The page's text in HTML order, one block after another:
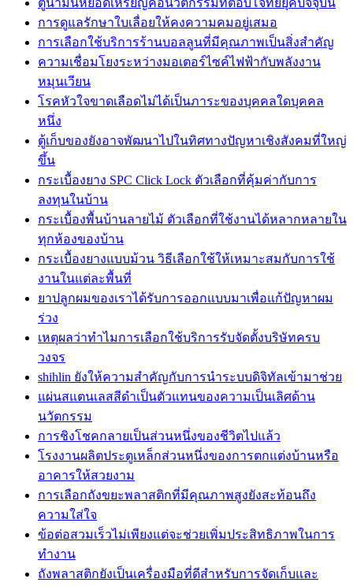
ตู้น้ำมันหยอดเหรียญคือนวัตกรรมที่ตอบโจทย์ยุคปัจจุบัน
การดูแลรักษาใบเลื่อยให้คงความคมอยู่เสมอ
การเลือกใช้บริการร้านบอลลูนที่มีคุณภาพเป็นสิ่งสำคัญ
ความเชื่อมโยงระหว่างมอเตอร์ไซค์ไฟฟ้ากับพลังงาน
หมุนเวียน
โรคหัวใจขาดเลือดไม่ได้เป็นภาระของบุคคลใดบุคคล
หนึ่ง
ตู้เก็บของยังอาจพัฒนาไปในทิศทางปัญหาเชิงสังคมที่ใหญ่
ขึ้น
กระเบื้องยาง SPC Click Lock ตัวเลือกที่คุ้มค่ากับการ
ลงทุนในบ้าน
กระเบื้องพื้นบ้านลายไม้ ตัวเลือกที่ใช้งานได้หลากหลายใน
ทุกห้องของบ้าน
กระเบื้องยางแบบม้วน วิธีเลือกใช้ให้เหมาะสมกับการใช้
งานในแต่ละพื้นที่
ยาปลูกผมของเราได้รับการออกแบบมาเพื่อแก้ปัญหาผม
ร่วง
เหตุผลว่าทำไมการเลือกใช้บริการรับจัดตั้งบริษัทครบ
วงจร
shihlin ยังให้ความสำคัญกับการนำระบบดิจิทัลเข้ามาช่วย
แผ่นสแตนเลสสีดำเป็นตัวแทนของความเป็นเลิศด้าน
นวัตกรรม
การชิงโชคกลายเป็นส่วนหนึ่งของชีวิตไปแล้ว
โรงงานผลิตประตูเหล็กส่วนหนึ่งของการตกแต่งบ้านหรือ
อาคารให้สวยงาม
การเลือกถังขยะพลาสติกที่มีคุณภาพสูงยังสะท้อนถึง
ความใส่ใจ
ข้อต่อสวมเร็วไม่เพียงแต่จะช่วยเพิ่มประสิทธิภาพในการ
ทำงาน
ถังพลาสติกยังเป็นเครื่องมือที่ดีสำหรับการจัดเก็บและ